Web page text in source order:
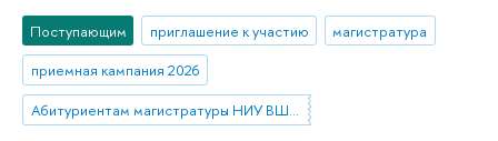
Поступающим приглашение к участию
магистратура
приемная кампания 2026
Абитуриентам магистратуры НИУ ВШЭ—Нижний Новгород